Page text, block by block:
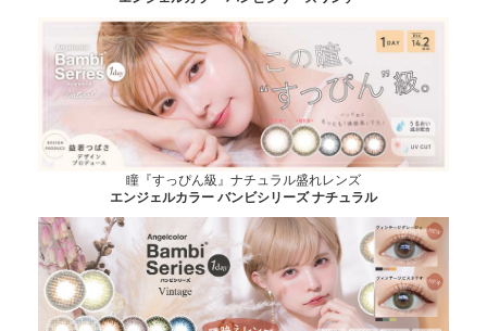
瞳『すっぴん級』ナチュラル盛れレンズ
エンジェルカラー バンビシリーズ ナチュラル